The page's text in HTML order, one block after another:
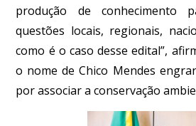
produção de conhecimento
questões locais, regionais,
como é o caso desse edital”,
o nome de Chico Mendes
por associar a conservação